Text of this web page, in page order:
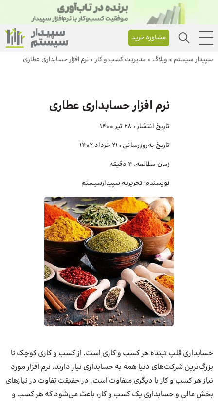
مشاوره خرید
سپیدار سیستم > وبلاگ > مدیریت کسب و کار> نرم افزار حسابداری عطاری
نرم افزار حسابداری عطاری
تاریخ انتشار : 28 تیر 1400
تاریخ به‌روزرسانی : 21 خرداد 1402
زمان مطالعه:۴ دقیقه
نویسنده: تحریریه سپیدارسیستم
حسابداری قلپ تپنده هر کسب و کاری است. از کسب و کاری کوچک تا
بزرگ‌ترین شرکت‌های دنیا همه به حسابداری نیاز دارند. نرم افزار مورد
نیاز هر کسب و کار با دیگری متفاوت است. در حقیقت تفاوت در نیازهای
بخش مالی و حسابداری یک کسب و کار، باعث می‌شود که هر کسب و